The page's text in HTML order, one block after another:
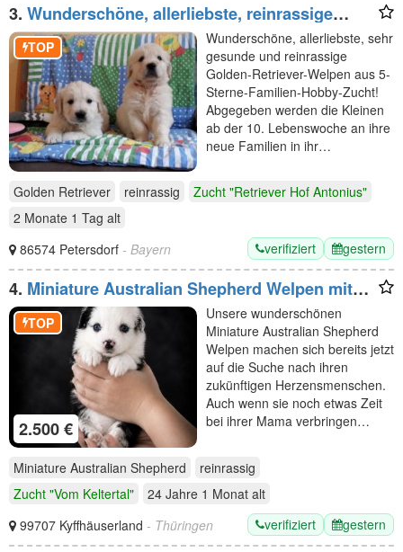
3. Wunderschöne, allerliebste, reinrassige
Golden Retriever
TOP
Wunderschöne, allerliebste, sehr
gesunde und reinrassige
Golden-Retriever-Welpen aus 5-
Sterne-Familien-Hobby-Zucht!
Abgegeben werden die Kleinen
ab der 10. Lebenswoche an ihre
neue Familien in ihr…
Golden Retriever reinrassig
Zucht "Retriever Hof Antonius"
2 Monate 1 Tag alt
86574 Petersdorf - Bayern verifiziert gestern
4. Miniature Australian Shepherd Welpen mit
Papieren
2.500 €
TOP
Unsere wunderschönen
Miniature Australian Shepherd
Welpen machen sich bereits jetzt
auf die Suche nach ihren
zukünftigen Herzensmenschen.
Auch wenn sie noch etwas Zeit
bei ihrer Mama verbringen…
Miniature Australian Shepherd
reinrassig
Zucht "Vom Keltertal"
24 Jahre 1 Monat alt
99707 Kyffhäuserland - Thüringen verifiziert gestern